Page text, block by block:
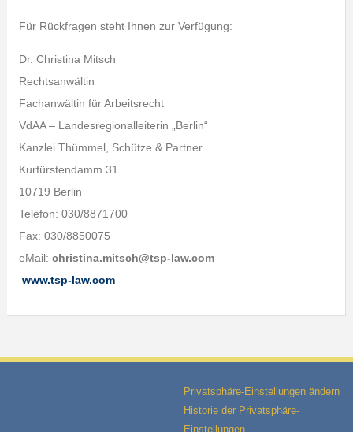
Für Rückfragen steht Ihnen zur Verfügung:
Dr. Christina Mitsch
Rechtsanwältin
Fachanwältin für Arbeitsrecht
VdAA – Landesregionalleiterin „Berlin“
Kanzlei Thümmel, Schütze & Partner
Kurfürstendamm 31
10719 Berlin
Telefon: 030/8871700
Fax: 030/8850075
eMail: christina.mitsch@tsp-law.com
www.tsp-law.com
Privatsphäre-Einstellungen ändern
Historie der Privatsphäre-
Einstellungen